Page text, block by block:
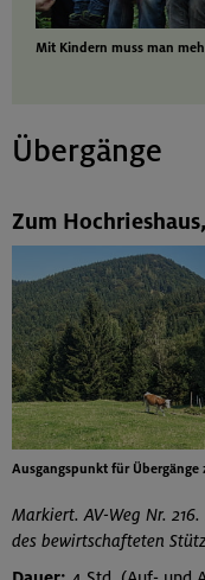
Mit Kindern muss man
Übergänge
Zum
Ausgangspunkt für Übergänge
Markiert. AV-Weg Nr.
des bewirtschafteten